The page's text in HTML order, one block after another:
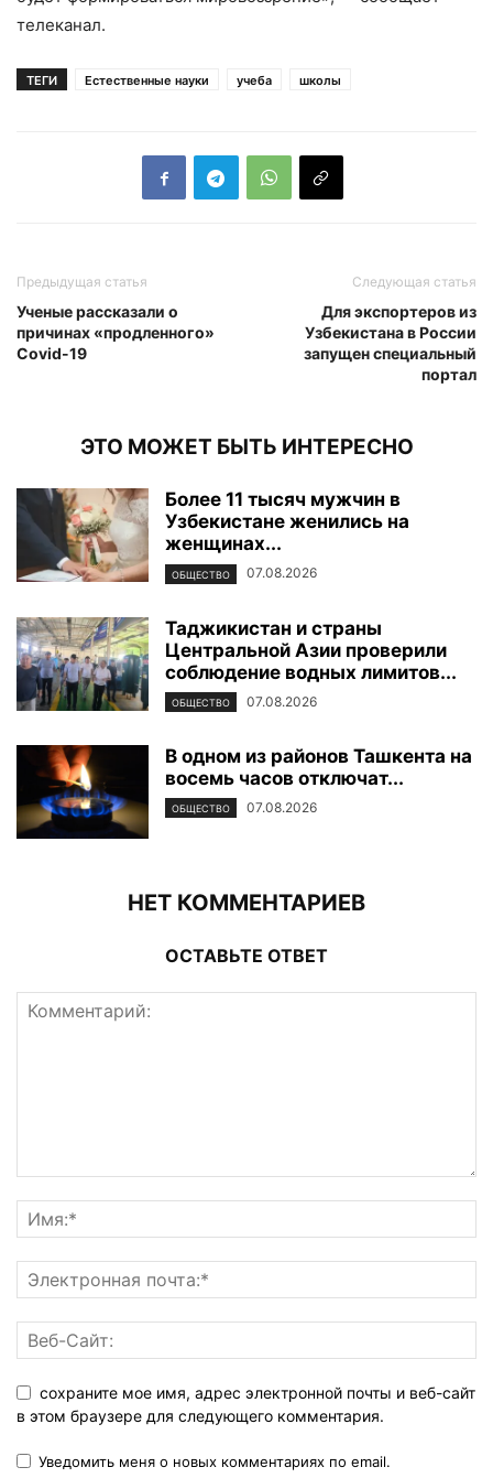
телеканал.
ТЕГИ Естественные науки учеба школы
Предыдущая статья
Ученые рассказали о
причинах «продленного»
Covid-19
Следующая статья
Для экспортеров из
Узбекистана в России
запущен специальный
портал
ЭТО МОЖЕТ БЫТЬ ИНТЕРЕСНО
Более 11 тысяч мужчин в
Узбекистане женились на
женщинах...
ОБЩЕСТВО 07.08.2026
Таджикистан и страны
Центральной Азии проверили
соблюдение водных лимитов...
ОБЩЕСТВО 07.08.2026
В одном из районов Ташкента на
восемь часов отключат...
ОБЩЕСТВО 07.08.2026
НЕТ КОММЕНТАРИЕВ
ОСТАВЬТЕ ОТВЕТ
сохраните мое имя, адрес электронной почты и веб-сайт
в этом браузере для следующего комментария.
Уведомить меня о новых комментариях по email.